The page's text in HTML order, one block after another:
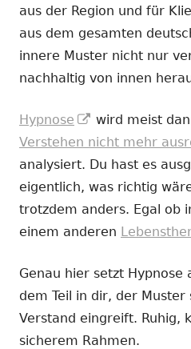
aus der Region und für
aus dem gesamten
innere Muster nicht nur
nachhaltig von innen
Hypnose
In
neuem
Fenster
öffnen
wird meist
Verstehen nicht mehr
analysiert. Du hast es
eigentlich, was richtig
trotzdem anders. Egal ob
einem anderen
Genau hier setzt
dem Teil in dir, der
Verstand eingreift. Ruhig,
sicherem Rahmen.